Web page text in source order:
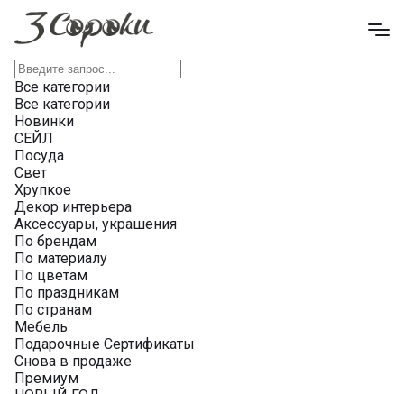
Все категории
Все категории
Новинки
СЕЙЛ
Посуда
Свет
Хрупкое
Декор интерьера
Аксессуары, украшения
По брендам
По материалу
По цветам
По праздникам
По странам
Мебель
Подарочные Сертификаты
Снова в продаже
Премиум